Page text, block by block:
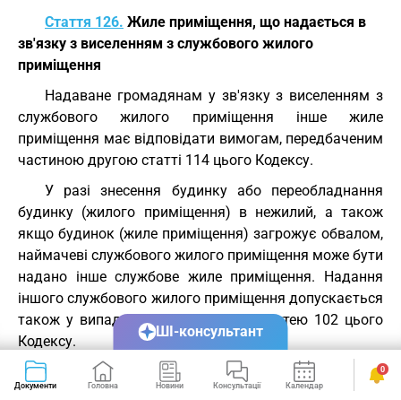
Стаття 126. Жиле приміщення, що надається в
зв'язку з виселенням з службового жилого
приміщення
Надаване громадянам у зв'язку з виселенням з
службового жилого приміщення інше жиле
приміщення має відповідати вимогам, передбаченим
частиною другою статті 114 цього Кодексу.
У разі знесення будинку або переобладнання
будинку (жилого приміщення) в нежилий, а також
якщо будинок (жиле приміщення) загрожує обвалом,
наймачеві службового жилого приміщення може бути
надано інше службове жиле приміщення. Надання
іншого службового жилого приміщення допускається
також у випадках, передбачених статтею 102 цього
Кодексу.
Стаття 126-1.
Надання народним депутатам
України службових жилих приміщень і користування
Документи Головна Новини Консультації Календар Сервіси
0
ШІ-консультант